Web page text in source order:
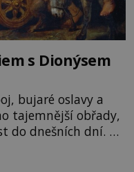
s Dionýsem
bujaré oslavy a
tajemnější obřady,
do dnešních dní. Co
Římané říkají